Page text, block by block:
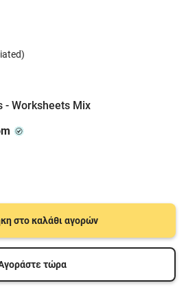
- Worksheets Mix
στο καλάθι αγορών
τώρα